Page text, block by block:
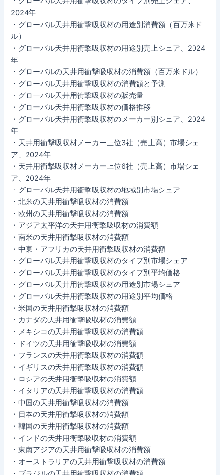
2024年
・グローバル天井用衝撃吸収材の用途別消費額（百万米ド
ル）
・グローバル天井用衝撃吸収材の用途別売上シェア、2024
年
・グローバルの天井用衝撃吸収材の消費額（百万米ドル）
・グローバル天井用衝撃吸収材の消費額と予測
・グローバル天井用衝撃吸収材の販売量
・グローバル天井用衝撃吸収材の価格推移
・グローバル天井用衝撃吸収材のメーカー別シェア、2024
年
・天井用衝撃吸収材メーカー上位3社（売上高）市場シェ
ア、2024年
・天井用衝撃吸収材メーカー上位6社（売上高）市場シェ
ア、2024年
・グローバル天井用衝撃吸収材の地域別市場シェア
・北米の天井用衝撃吸収材の消費額
・欧州の天井用衝撃吸収材の消費額
・アジア太平洋の天井用衝撃吸収材の消費額
・南米の天井用衝撃吸収材の消費額
・中東・アフリカの天井用衝撃吸収材の消費額
・グローバル天井用衝撃吸収材のタイプ別市場シェア
・グローバル天井用衝撃吸収材のタイプ別平均価格
・グローバル天井用衝撃吸収材の用途別市場シェア
・グローバル天井用衝撃吸収材の用途別平均価格
・米国の天井用衝撃吸収材の消費額
・カナダの天井用衝撃吸収材の消費額
・メキシコの天井用衝撃吸収材の消費額
・ドイツの天井用衝撃吸収材の消費額
・フランスの天井用衝撃吸収材の消費額
・イギリスの天井用衝撃吸収材の消費額
・ロシアの天井用衝撃吸収材の消費額
・イタリアの天井用衝撃吸収材の消費額
・中国の天井用衝撃吸収材の消費額
・日本の天井用衝撃吸収材の消費額
・韓国の天井用衝撃吸収材の消費額
・インドの天井用衝撃吸収材の消費額
・東南アジアの天井用衝撃吸収材の消費額
・オーストラリアの天井用衝撃吸収材の消費額